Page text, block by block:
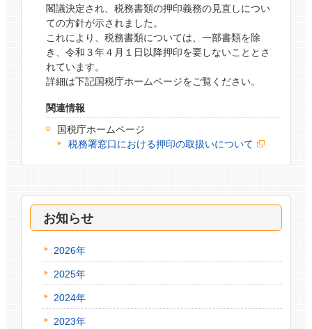
閣議決定され、税務書類の押印義務の見直しについ
ての方針が示されました。
これにより、税務書類については、一部書類を除
き、令和３年４月１日以降押印を要しないこととさ
れています。
詳細は下記国税庁ホームページをご覧ください。
関連情報
国税庁ホームページ
税務署窓口における押印の取扱いについて
お知らせ
2026年
2025年
2024年
2023年